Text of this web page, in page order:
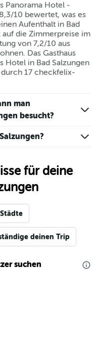
Panorama Hotel -
10 bewertet, was es
Aufenthalt in Bad
auf die Zimmerpreise im
von 7,2/10 aus
Das Gasthaus
Hotel in Bad Salzungen
17 checkfelix-
man
besucht?
für deine
deinen Trip
suchen